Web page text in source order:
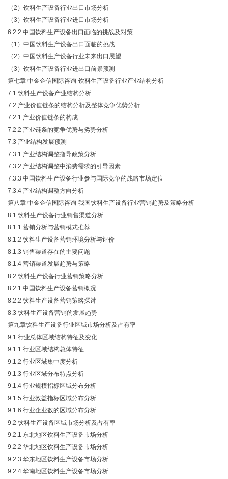
（2）饮料生产设备行业出口市场分析
（3）饮料生产设备行业进口市场分析
6.2.2 中国饮料生产设备出口面临的挑战及对策
（1）中国饮料生产设备出口面临的挑战
（2）中国饮料生产设备行业未来出口展望
（3）饮料生产设备行业进出口前景预测
第七章 中金企信国际咨询-饮料生产设备行业产业结构分析
7.1 饮料生产设备产业结构分析
7.2 产业价值链条的结构分析及整体竞争优势分析
7.2.1 产业价值链条的构成
7.2.2 产业链条的竞争优势与劣势分析
7.3 产业结构发展预测
7.3.1 产业结构调整指导政策分析
7.3.2 产业结构调整中消费需求的引导因素
7.3.3 中国饮料生产设备行业参与国际竞争的战略市场定位
7.3.4 产业结构调整方向分析
第八章 中金企信国际咨询-我国饮料生产设备行业营销趋势及策略分析
8.1 饮料生产设备行业销售渠道分析
8.1.1 营销分析与营销模式推荐
8.1.2 饮料生产设备营销环境分析与评价
8.1.3 销售渠道存在的主要问题
8.1.4 营销渠道发展趋势与策略
8.2 饮料生产设备行业营销策略分析
8.2.1 中国饮料生产设备营销概况
8.2.2 饮料生产设备营销策略探讨
8.3 饮料生产设备营销的发展趋势
第九章饮料生产设备行业区域市场分析及占有率
9.1 行业总体区域结构特征及变化
9.1.1 行业区域结构总体特征
9.1.2 行业区域集中度分析
9.1.3 行业区域分布特点分析
9.1.4 行业规模指标区域分布分析
9.1.5 行业效益指标区域分布分析
9.1.6 行业企业数的区域分布分析
9.2 饮料生产设备区域市场分析及占有率
9.2.1 东北地区饮料生产设备市场分析
9.2.2 华北地区饮料生产设备市场分析
9.2.3 华东地区饮料生产设备市场分析
9.2.4 华南地区饮料生产设备市场分析